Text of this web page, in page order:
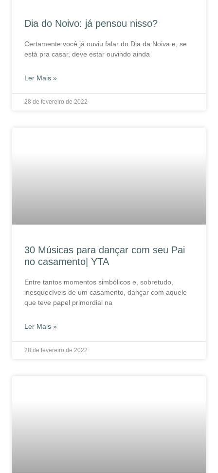
Dia do Noivo: já pensou nisso?
Certamente você já ouviu falar do Dia da Noiva e, se
está pra casar, deve estar ouvindo ainda
Ler Mais »
28 de fevereiro de 2022
30 Músicas para dançar com seu Pai
no casamento| YTA
Entre tantos momentos simbólicos e, sobretudo,
inesquecíveis de um casamento, dançar com aquele
que teve papel primordial na
Ler Mais »
28 de fevereiro de 2022